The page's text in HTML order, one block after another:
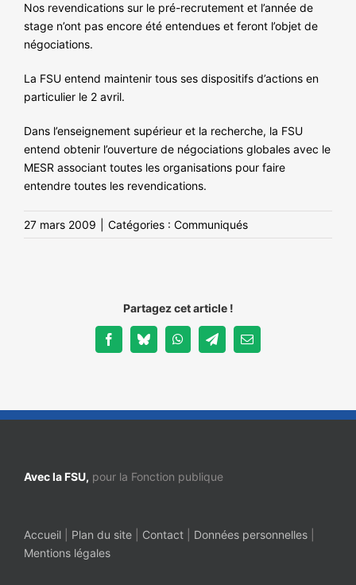
Nos revendications sur le pré-recrutement et l’année de
stage n’ont pas encore été entendues et feront l’objet de
négociations.
La FSU entend maintenir tous ses dispositifs d’actions en
particulier le 2 avril.
Dans l’enseignement supérieur et la recherche, la FSU
entend obtenir l’ouverture de négociations globales avec le
MESR associant toutes les organisations pour faire
entendre toutes les revendications.
27 mars 2009 Catégories : Communiqués
Partagez cet article !
FacebookBlueskyWhatsAppTelegramEmail
Avec la FSU, pour la Fonction publique
Accueil Plan du site Contact Données personnelles
Mentions légales